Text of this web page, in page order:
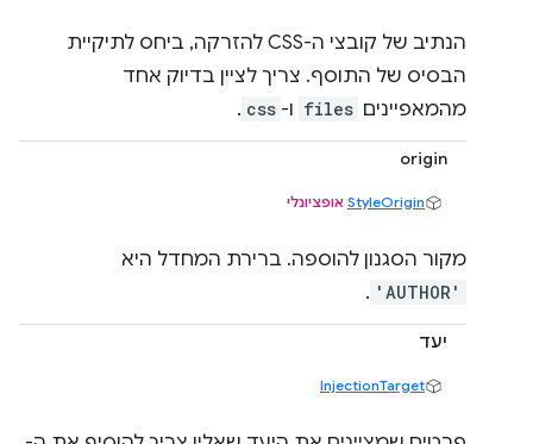
הנתיב של קובצי ה-CSS להזרקה, ביחס לתיקיית
הבסיס של התוסף. צריך לציין בדיוק אחד
מהמאפיינים files ו- css
.
origin
StyleOrigin אופציונלי
מקור הסגנון להוספה. ברירת המחדל היא
'AUTHOR'
.
יעד
InjectionTarget